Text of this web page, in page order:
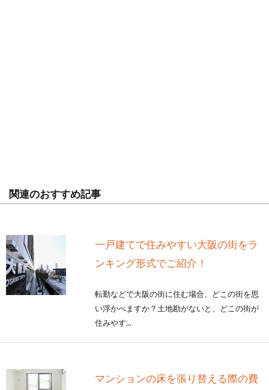
関連のおすすめ記事
一戸建てで住みやすい大阪の街をラ
ンキング形式でご紹介！
転勤などで大阪の街に住む場合、どこの街を思
い浮かべますか？土地勘がないと、どこの街が
住みやす...
マンションの床を張り替える際の費